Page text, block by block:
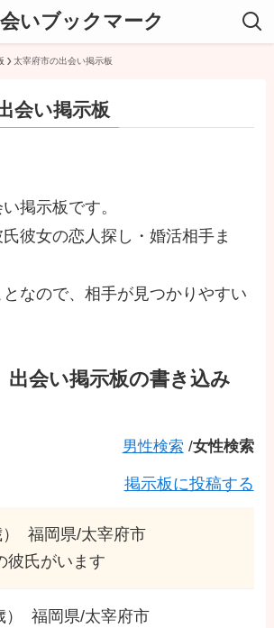
いブックマーク
太宰府市の出会い掲示板
会い掲示板
掲示板です。
彼女の恋人探し・婚活相手ま
なので、相手が見つかりやすい
出会い掲示板の書き込み
男性検索 /女性検索
掲示板に投稿する
福岡県/太宰府市
彼氏がいます
福岡県/太宰府市